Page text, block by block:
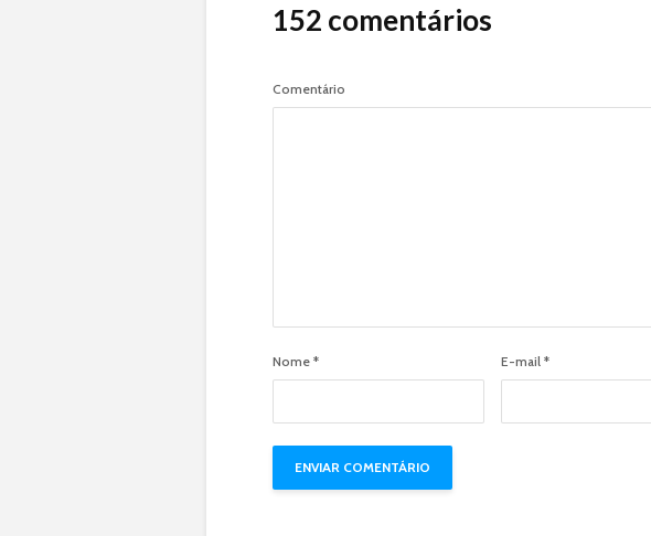
152 comentários
Comentário
Nome * E-mail *